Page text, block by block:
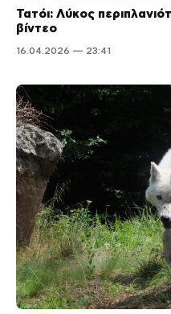
Τατόι: Λύκος
βίντεο
16.04.2026 — 23:41